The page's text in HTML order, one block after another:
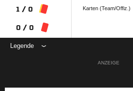
1 / 0
0 / 0
Karten (Team/Offiz.)
Legende
ANZEIGE